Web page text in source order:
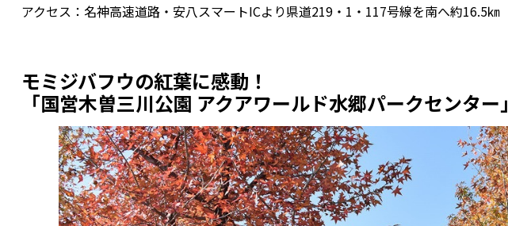
アクセス：名神高速道路・安八スマートICより県道219・1・117号線を南へ約16.5㎞
モミジバフウの紅葉に感動！
「国営木曽三川公園 アクアワールド水郷パークセンター」